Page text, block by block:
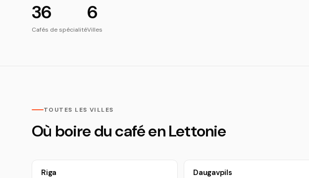
36
Cafés de spécialité
6
Villes
TOUTES LES VILLES
Où boire du café en Lettonie
Riga Daugavpils